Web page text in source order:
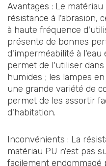
Avantages : Le
résistance à l'abrasion,
à haute fréquence
présente de bonnes
d'imperméabilité à l'eau
permet de l'utiliser
humides ; les lampes
une grande variété de
permet de les assortir
d'habitation.
Inconvénients : La
matériau PU n'est pas
facilement endommagé